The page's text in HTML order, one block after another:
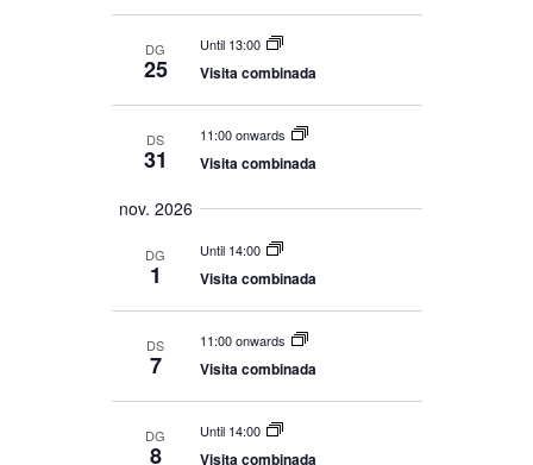
DG
25
Until 13:00
Visita combinada
DS
31
11:00 onwards
Visita combinada
nov. 2026
DG
1
Until 14:00
Visita combinada
DS
7
11:00 onwards
Visita combinada
DG
8
Until 14:00
Visita combinada